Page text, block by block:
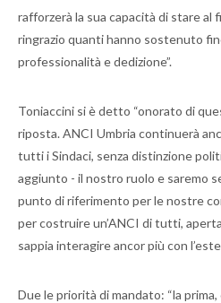
rafforzerà la sua capacità di stare al
ringrazio quanti hanno sostenuto
professionalità e dedizione”.
Toniaccini si è detto “onorato di
riposta. ANCI Umbria continuerà
tutti i Sindaci, senza distinzione
aggiunto - il nostro ruolo e saremo
punto di riferimento per le nostre
per costruire un’ANCI di tutti,
sappia interagire ancor più con
Due le priorità di mandato: “la